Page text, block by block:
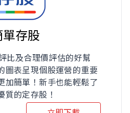
存股
比及合理價評估的好幫
圖表呈現個股運營的重要
加簡單！新手也能輕鬆了
質的定存股！